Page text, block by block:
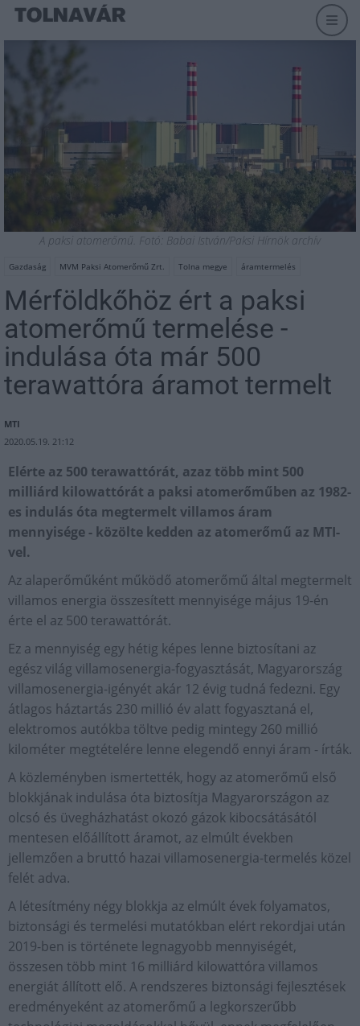
A paksi atomerőmű. Fotó: Babai István/Paksi Hírnök archív
Gazdaság MVM Paksi Atomerőmű Zrt. Tolna megye áramtermelés
Mérföldkőhöz ért a paksi
atomerőmű termelése -
indulása óta már 500
terawattóra áramot termelt
MTI
2020.05.19. 21:12
Elérte az 500 terawattórát, azaz több mint 500
milliárd kilowattórát a paksi atomerőműben az 1982-
es indulás óta megtermelt villamos áram
mennyisége - közölte kedden az atomerőmű az MTI-
vel.
Az alaperőműként működő atomerőmű által megtermelt
villamos energia összesített mennyisége május 19-én
érte el az 500 terawattórát.
Ez a mennyiség egy hétig képes lenne biztosítani az
egész világ villamosenergia-fogyasztását, Magyarország
villamosenergia-igényét akár 12 évig tudná fedezni. Egy
átlagos háztartás 230 millió év alatt fogyasztaná el,
elektromos autókba töltve pedig mintegy 260 millió
kilométer megtételére lenne elegendő ennyi áram - írták.
A közleményben ismertették, hogy az atomerőmű első
blokkjának indulása óta biztosítja Magyarországon az
olcsó és üvegházhatást okozó gázok kibocsátásától
mentesen előállított áramot, az elmúlt években
jellemzően a bruttó hazai villamosenergia-termelés közel
felét adva.
A létesítmény négy blokkja az elmúlt évek folyamatos,
biztonsági és termelési mutatókban elért rekordjai után
2019-ben is története legnagyobb mennyiségét,
összesen több mint 16 milliárd kilowattóra villamos
energiát állított elő. A rendszeres biztonsági fejlesztések
eredményeként az atomerőmű a legkorszerűbb